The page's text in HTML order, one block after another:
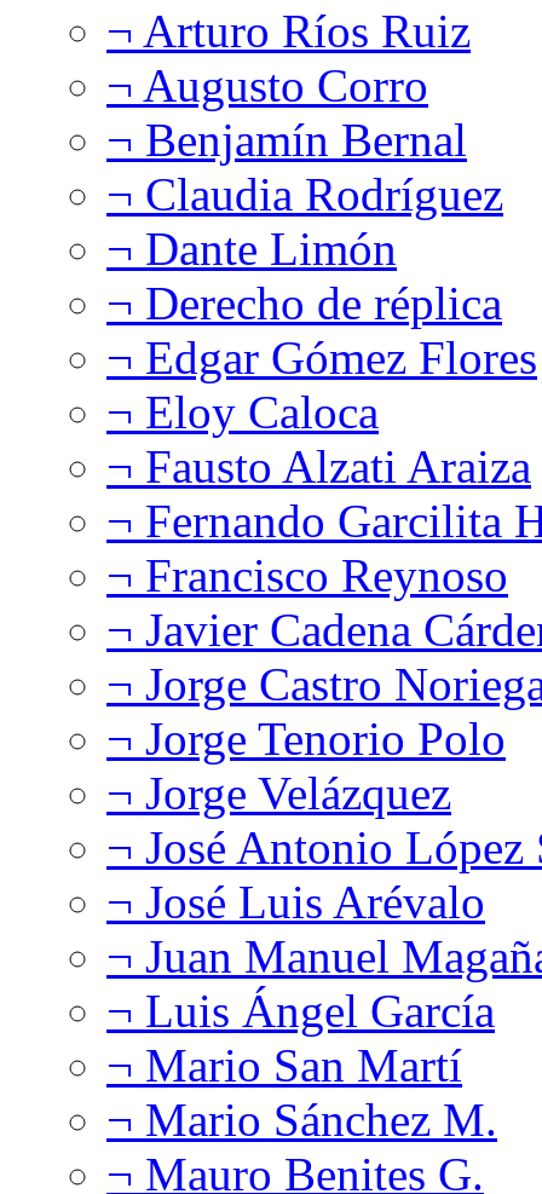
¬ Arturo Ríos Ruiz
¬ Augusto Corro
¬ Benjamín Bernal
¬ Claudia Rodríguez
¬ Dante Limón
¬ Derecho de réplica
¬ Edgar Gómez Flores
¬ Eloy Caloca
¬ Fausto Alzati Araiza
¬ Fernando Garcilita
¬ Francisco Reynoso
¬ Javier Cadena
¬ Jorge Castro
¬ Jorge Tenorio Polo
¬ Jorge Velázquez
¬ José Antonio López
¬ José Luis Arévalo
¬ Juan Manuel
¬ Luis Ángel García
¬ Mario San Martí
¬ Mario Sánchez M.
¬ Mauro Benites G.